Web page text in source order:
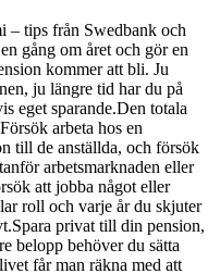
– tips från Swedbank och
gång om året och gör en
kommer att bli. Ju
ju längre tid har du på
eget sparande.Den totala
arbeta hos en
till de anställda, och försök
arbetsmarknaden eller
att jobba något eller
roll och varje år du skjuter
privat till din pension,
belopp behöver du sätta
får man räkna med att